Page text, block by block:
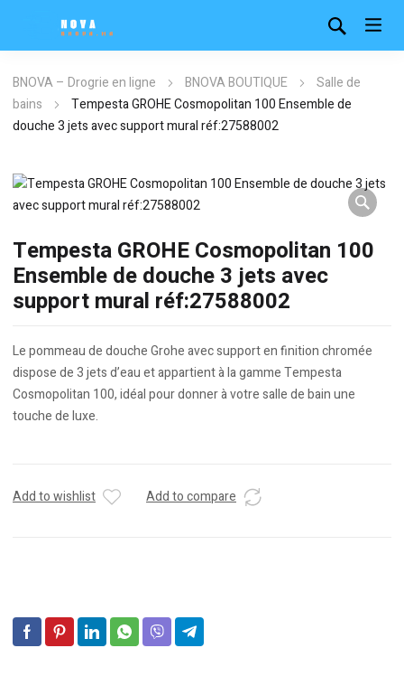
BNOVA – Drogrie en ligne BNOVA BOUTIQUE
Salle de
bains
Tempesta GROHE Cosmopolitan 100 Ensemble de
douche 3 jets avec support mural réf:27588002
Tempesta GROHE Cosmopolitan 100
Ensemble de douche 3 jets avec
support mural réf:27588002
Le pommeau de douche Grohe avec support en finition chromée
dispose de 3 jets d’eau et appartient à la gamme Tempesta
Cosmopolitan 100, idéal pour donner à votre salle de bain une
touche de luxe.
Add to wishlist Add to compare